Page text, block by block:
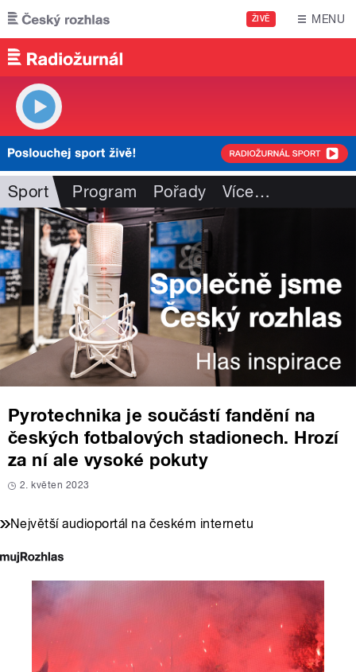
Přejít k hlavnímu obsahu
ŽIVĚ MENU
Sport Program Pořady Více…
Pyrotechnika je součástí fandění na
českých fotbalových stadionech. Hrozí
za ní ale vysoké pokuty
2. květen 2023
Největší audioportál na českém internetu